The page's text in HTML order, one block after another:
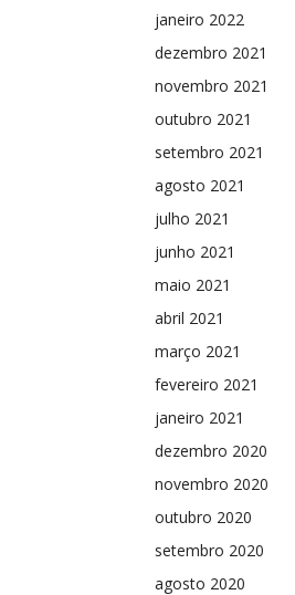
janeiro 2022
dezembro 2021
novembro 2021
outubro 2021
setembro 2021
agosto 2021
julho 2021
junho 2021
maio 2021
abril 2021
março 2021
fevereiro 2021
janeiro 2021
dezembro 2020
novembro 2020
outubro 2020
setembro 2020
agosto 2020